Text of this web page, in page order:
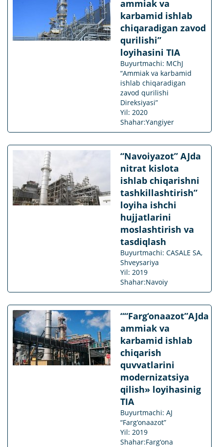
ammiak va
karbamid ishlab
chiqaradigan zavod
qurilishi”
loyihasini TIA
Buyurtmachi: MChJ
“Ammiak va karbamid
ishlab chiqaradigan
zavod qurilishi
Direksiyasi”
Yil: 2020
Shahar:Yangiyer
“Navoiyazot” AJda
nitrat kislota
ishlab chiqarishni
tashkillashtirish”
loyiha ishchi
hujjatlarini
moslashtirish va
tasdiqlash
Buyurtmachi: CASALE SA,
Shveysariya
Yil: 2019
Shahar:Navoiy
““Farg‘onaazot”AJda
ammiak va
karbamid ishlab
chiqarish
quvvatlarini
modernizatsiya
qilish» loyihasinig
TIA
Buyurtmachi: AJ
“Farg‘onaazot”
Yil: 2019
Shahar:Farg‘ona